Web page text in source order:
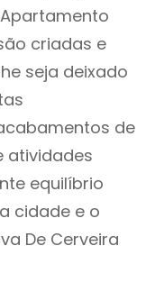
criadas e
seja deixado
de
atividades
equilíbrio
cidade e o
De Cerveira